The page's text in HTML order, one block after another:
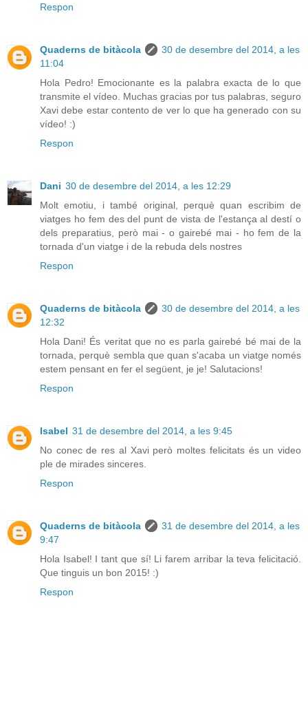
Respon
Quaderns de bitàcola
30 de desembre del 2014, a les
11:04
Hola Pedro! Emocionante es la palabra exacta de lo que
transmite el vídeo. Muchas gracias por tus palabras, seguro
Xavi debe estar contento de ver lo que ha generado con su
vídeo! :)
Respon
Dani 30 de desembre del 2014, a les 12:29
Molt emotiu, i també original, perquè quan escribim de
viatges ho fem des del punt de vista de l'estança al destí o
dels preparatius, però mai - o gairebé mai - ho fem de la
tornada d'un viatge i de la rebuda dels nostres
Respon
Quaderns de bitàcola
30 de desembre del 2014, a les
12:32
Hola Dani! És veritat que no es parla gairebé bé mai de la
tornada, perquè sembla que quan s'acaba un viatge només
estem pensant en fer el següent, je je! Salutacions!
Respon
Isabel 31 de desembre del 2014, a les 9:45
No conec de res al Xavi però moltes felicitats és un video
ple de mirades sinceres.
Respon
Quaderns de bitàcola
31 de desembre del 2014, a les
9:47
Hola Isabel! I tant que sí! Li farem arribar la teva felicitació.
Que tinguis un bon 2015! :)
Respon